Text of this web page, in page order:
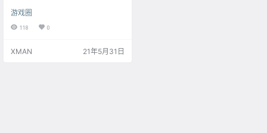
月31日中午12:00 正式停止运营。 ​​​
官方公告 亲爱的战士： 感谢战士们
与大家一起创造并分享难忘的游戏
游戏圈
118 0
XMAN 21年5月31日